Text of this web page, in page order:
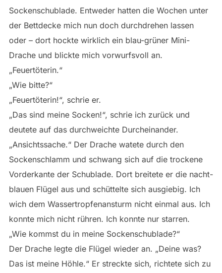
Sockenschublade. Entweder hatten die Wochen unter
der Bettdecke mich nun doch durchdrehen lassen
oder – dort hockte wirklich ein blau-grüner Mini-
Drache und blickte mich vorwurfsvoll an.
„Feuertöterin.“
„Wie bitte?“
„Feuertöterin!“, schrie er.
„Das sind meine Socken!“, schrie ich zurück und
deutete auf das durchweichte Durcheinander.
„Ansichtssache.“ Der Drache watete durch den
Sockenschlamm und schwang sich auf die trockene
Vorderkante der Schublade. Dort breitete er die nacht-
blauen Flügel aus und schüttelte sich ausgiebig. Ich
wich dem Wassertropfenansturm nicht einmal aus. Ich
konnte mich nicht rühren. Ich konnte nur starren.
„Wie kommst du in meine Sockenschublade?“
Der Drache legte die Flügel wieder an. „Deine was?
Das ist meine Höhle.“ Er streckte sich, richtete sich zu